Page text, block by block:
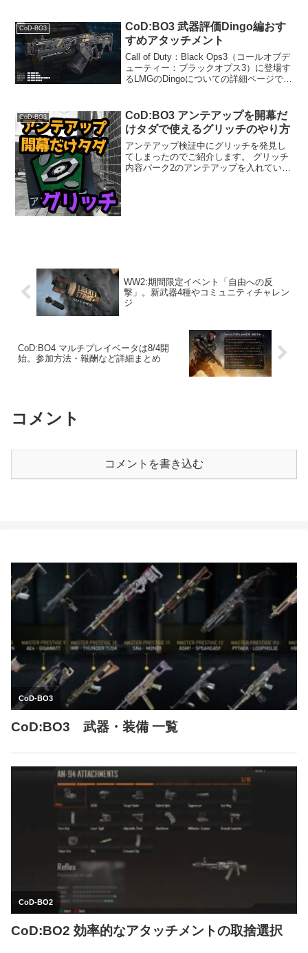
についてランク発表の前に、現状のガチ
ャ武器の状...
CoD-BO3
CoD:BO3 武器評価Dingo編おす
すめアタッチメント
Call of Duty：Black Ops3（コールオブデ
ューティー：ブラックオプス3）に登場す
るLMGのDingoについての詳細ページで
0.33秒ダメージ3...
CoD-BO3
CoD:BO3 アンテアップを開幕だ
けタダで使えるグリッチのやり方
アンテアップ検証中にグリッチを発見し
てしまったのでご紹介します。 グリッチ
内容パーク2のアンテアップを入れていな
WW2:期間限定イベント「自由への反
撃」。新武器4種やコミュニティチャレン
ジ
CoD:BO4 マルチプレイベータは8/4開
始。参加方法・報酬など詳細まとめ
コメント
コメントを書き込む